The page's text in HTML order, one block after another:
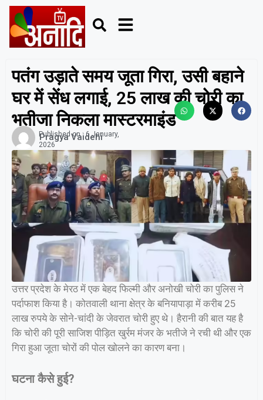
पतंग उड़ाते समय जूता गिरा, उसी बहाने
घर में सेंध लगाई, 25 लाख की चोरी का
भतीजा निकला मास्टरमाइंड
Pragya Vaidehi
Published on : 6 January,
2026
उत्तर प्रदेश के मेरठ में एक बेहद फिल्मी और अनोखी चोरी का पुलिस ने
पर्दाफाश किया है। कोतवाली थाना क्षेत्र के बनियापाड़ा में करीब 25
लाख रुपये के सोने-चांदी के जेवरात चोरी हुए थे। हैरानी की बात यह है
कि चोरी की पूरी साजिश पीड़ित खुर्रम मंजर के भतीजे ने रची थी और एक
गिरा हुआ जूता चोरों की पोल खोलने का कारण बना।
घटना कैसे हुई?